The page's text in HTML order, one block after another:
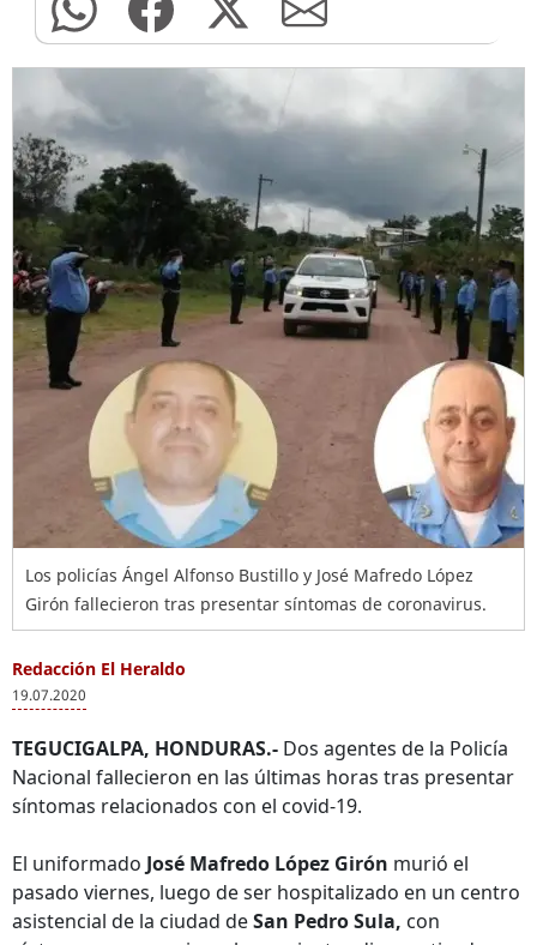
Los policías Ángel Alfonso Bustillo y José Mafredo López
Girón fallecieron tras presentar síntomas de coronavirus.
Redacción El Heraldo
19.07.2020
TEGUCIGALPA, HONDURAS.- Dos agentes de la Policía
Nacional fallecieron en las últimas horas tras presentar
síntomas relacionados con el covid-19.
El uniformado José Mafredo López Girón murió el
pasado viernes, luego de ser hospitalizado en un centro
asistencial de la ciudad deSan Pedro Sula, con